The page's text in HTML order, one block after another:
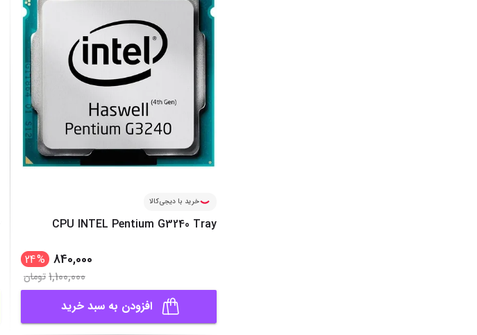
خرید با دیجی‌کالا
CPU INTEL Pentium G3240 Tray
840,000
%
24
1,100,000تومان
افزودن به سبد خرید